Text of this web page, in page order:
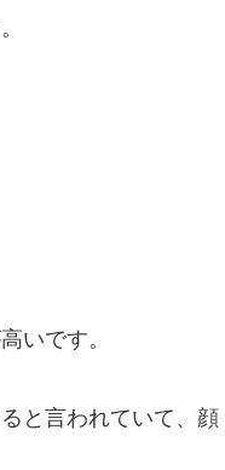
いです。
と言われていて、顔